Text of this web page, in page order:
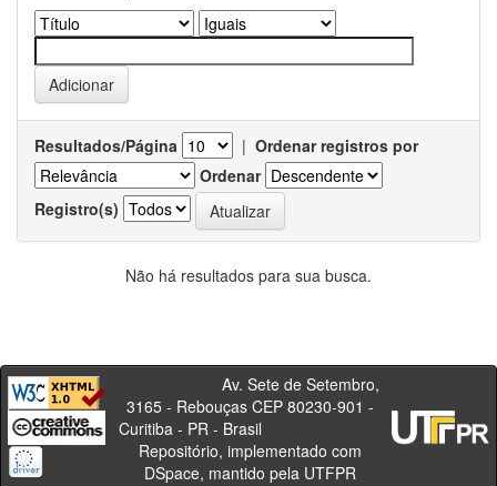
Resultados/Página | Ordenar registros por
Ordenar
Registro(s)
Não há resultados para sua busca.
Av. Sete de Setembro,
3165 - Rebouças CEP 80230-901 -
Curitiba - PR - Brasil
Repositório, implementado com
DSpace, mantido pela UTFPR